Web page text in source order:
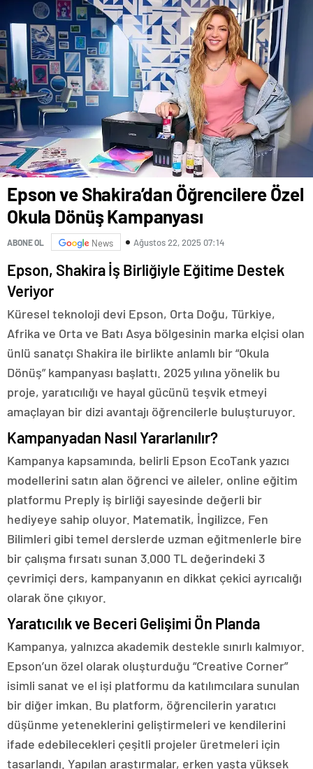
Epson ve Shakira’dan Öğrencilere Özel
Okula Dönüş Kampanyası
ABONE OL News Ağustos 22, 2025 07:14
Epson, Shakira İş Birliğiyle Eğitime Destek
Veriyor
Küresel teknoloji devi Epson, Orta Doğu, Türkiye,
Afrika ve Orta ve Batı Asya bölgesinin marka elçisi olan
ünlü sanatçı Shakira ile birlikte anlamlı bir “Okula
Dönüş” kampanyası başlattı. 2025 yılına yönelik bu
proje, yaratıcılığı ve hayal gücünü teşvik etmeyi
amaçlayan bir dizi avantajı öğrencilerle buluşturuyor.
Kampanyadan Nasıl Yararlanılır?
Kampanya kapsamında, belirli Epson EcoTank yazıcı
modellerini satın alan öğrenci ve aileler, online eğitim
platformu Preply iş birliği sayesinde değerli bir
hediyeye sahip oluyor. Matematik, İngilizce, Fen
Bilimleri gibi temel derslerde uzman eğitmenlerle bire
bir çalışma fırsatı sunan 3.000 TL değerindeki 3
çevrimiçi ders, kampanyanın en dikkat çekici ayrıcalığı
olarak öne çıkıyor.
Yaratıcılık ve Beceri Gelişimi Ön Planda
Kampanya, yalnızca akademik destekle sınırlı kalmıyor.
Epson’un özel olarak oluşturduğu “Creative Corner”
isimli sanat ve el işi platformu da katılımcılara sunulan
bir diğer imkan. Bu platform, öğrencilerin yaratıcı
düşünme yeteneklerini geliştirmeleri ve kendilerini
ifade edebilecekleri çeşitli projeler üretmeleri için
tasarlandı. Yapılan araştırmalar, erken yaşta yüksek